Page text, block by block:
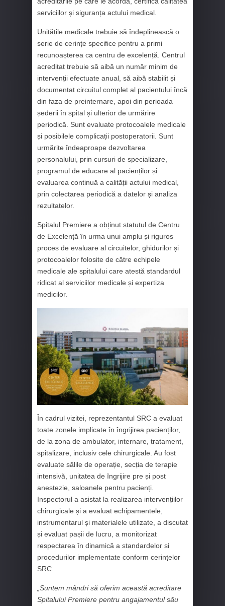
serviciilor și siguranța actului medical.
Unitățile medicale trebuie să îndeplinească o
serie de cerințe specifice pentru a primi
recunoașterea ca centru de excelență. Centrul
acreditat trebuie să aibă un număr minim de
intervenții efectuate anual, să aibă stabilit și
documentat circuitul complet al pacientului încă
din faza de preinternare, apoi din perioada
șederii în spital și ulterior de urmărire
periodică. Sunt evaluate protocoalele medicale
și posibilele complicații postoperatorii. Sunt
urmărite îndeaproape dezvoltarea
personalului, prin cursuri de specializare,
programul de educare al pacienților și
evaluarea continuă a calității actului medical,
prin colectarea periodică a datelor și analiza
rezultatelor.
Spitalul Premiere a obținut statutul de Centru
de Excelență în urma unui amplu și riguros
proces de evaluare al circuitelor, ghidurilor și
protocoalelor folosite de către echipele
medicale ale spitalului care atestă standardul
ridicat al serviciilor medicale și expertiza
medicilor.
În cadrul vizitei, reprezentantul SRC a evaluat
toate zonele implicate în îngrijirea pacienților,
de la zona de ambulator, internare, tratament,
spitalizare, inclusiv cele chirurgicale. Au fost
evaluate sălile de operație, secția de terapie
intensivă, unitatea de îngrijire pre și post
anestezie, saloanele pentru pacienți.
Inspectorul a asistat la realizarea intervențiilor
chirurgicale și a evaluat echipamentele,
instrumentarul și materialele utilizate, a discutat
și evaluat pașii de lucru, a monitorizat
respectarea în dinamică a standardelor și
procedurilor implementate conform cerințelor
SRC.
„Suntem mândri să oferim această acreditare
Spitalului Premiere pentru angajamentul său